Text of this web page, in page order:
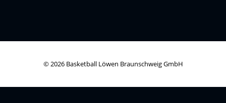
© 2026 Basketball Löwen Braunschweig GmbH